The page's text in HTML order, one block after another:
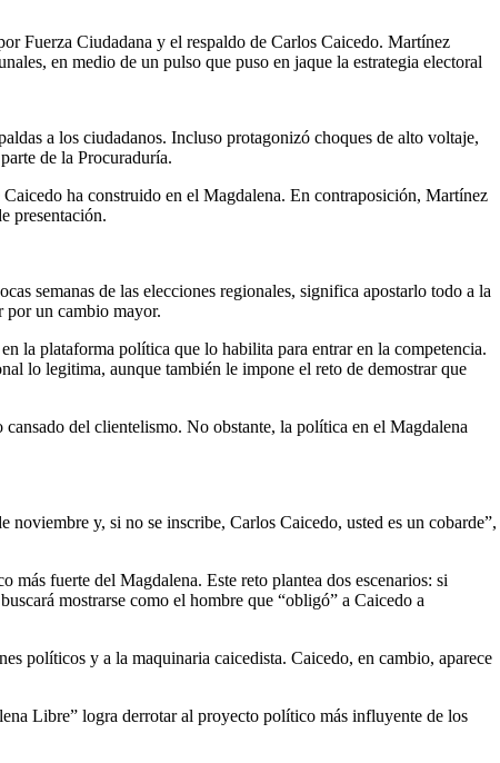
Fuerza Ciudadana y el respaldo de Carlos Caicedo. Martínez
en medio de un pulso que puso en jaque la estrategia electoral
a los ciudadanos. Incluso protagonizó choques de alto voltaje,
de la Procuraduría.
ha construido en el Magdalena. En contraposición, Martínez
presentación.
semanas de las elecciones regionales, significa apostarlo todo a la
por un cambio mayor.
la plataforma política que lo habilita para entrar en la competencia.
lo legitima, aunque también le impone el reto de demostrar que
del clientelismo. No obstante, la política en el Magdalena
y, si no se inscribe, Carlos Caicedo, usted es un cobarde”,
fuerte del Magdalena. Este reto plantea dos escenarios: si
mostrarse como el hombre que “obligó” a Caicedo a
políticos y a la maquinaria caicedista. Caicedo, en cambio, aparece
Libre” logra derrotar al proyecto político más influyente de los